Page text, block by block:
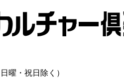
曜・祝日除く）